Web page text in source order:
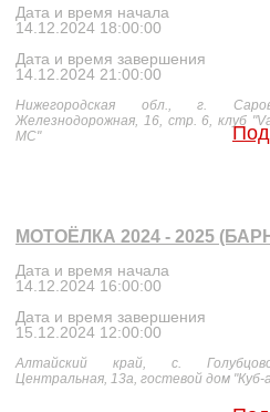
Дата и время начала
14.12.2024 18:00:00
Дата и время завершения
14.12.2024 21:00:00
Нижегородская обл., г.
Железнодорожная, 16, стр. 6, клуб
MC"
МОТОЁЛКА 2024 - 2025
Дата и время начала
14.12.2024 16:00:00
Дата и время завершения
15.12.2024 12:00:00
Алтайский край, с.
Центральная, 13а, гостевой дом "Куб-